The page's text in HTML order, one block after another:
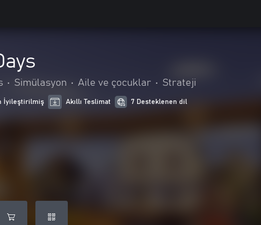
• Simülasyon • Aile ve çocuklar • Strateji
İyileştirilmiş Akıllı Teslimat 7 Desteklenen dil